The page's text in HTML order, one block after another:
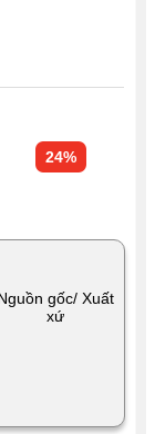
gốc/ Xuất
xứ
24%